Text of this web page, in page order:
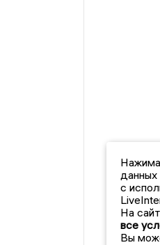
данных
с
На
все
Вы